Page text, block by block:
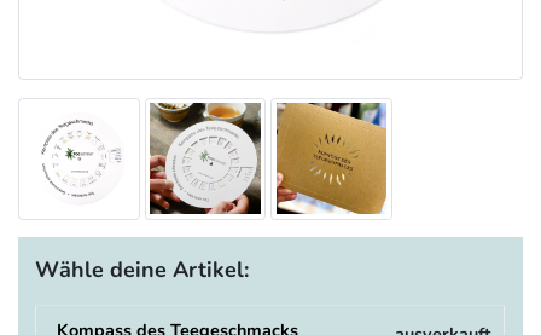
Wähle deine Artikel:
Kompass des Teegeschmacks